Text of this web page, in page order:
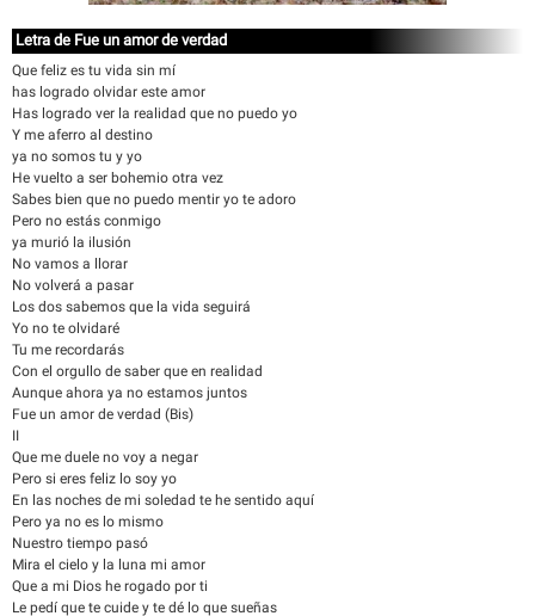
Letra de Fue un amor de verdad
Que feliz es tu vida sin mí
has logrado olvidar este amor
Has logrado ver la realidad que no puedo yo
Y me aferro al destino
ya no somos tu y yo
He vuelto a ser bohemio otra vez
Sabes bien que no puedo mentir yo te adoro
Pero no estás conmigo
ya murió la ilusión
No vamos a llorar
No volverá a pasar
Los dos sabemos que la vida seguirá
Yo no te olvidaré
Tu me recordarás
Con el orgullo de saber que en realidad
Aunque ahora ya no estamos juntos
Fue un amor de verdad (Bis)
II
Que me duele no voy a negar
Pero si eres feliz lo soy yo
En las noches de mi soledad te he sentido aquí
Pero ya no es lo mismo
Nuestro tiempo pasó
Mira el cielo y la luna mi amor
Que a mi Dios he rogado por ti
Le pedí que te cuide y te dé lo que sueñas